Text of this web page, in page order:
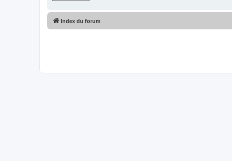
Index du forum